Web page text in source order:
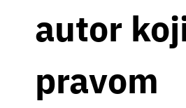
autor
pravom